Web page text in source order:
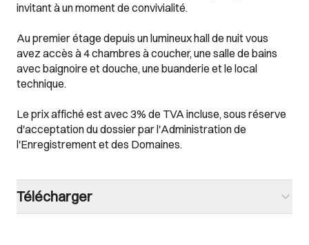
invitant à un moment de convivialité.
Au premier étage depuis un lumineux hall de nuit vous
avez accès à 4 chambres à coucher, une salle de bains
avec baignoire et douche, une buanderie et le local
technique.
Le prix affiché est avec 3% de TVA incluse, sous réserve
d'acceptation du dossier par l'Administration de
l'Enregistrement et des Domaines.
Télécharger